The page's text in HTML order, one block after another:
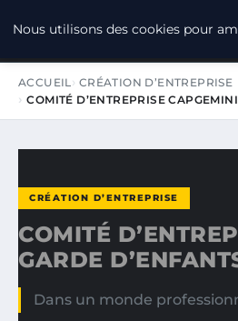
LPO CONSULTING
ACCUEIL CRÉATION D’ENTREPRISE
COMITÉ D’ENTREPRISE
CRÉATION D’ENTREPRISE
COMITÉ
GARDE
Dans un monde
Nous utilisons des cookies pour